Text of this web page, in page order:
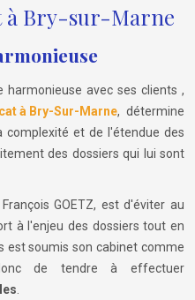
à Bry-sur-Marne
harmonieuse avec ses clients ,
à Bry-Sur-Marne, détermine
complexité et de l'étendue des
des dossiers qui lui sont
GOETZ, est d'éviter au
à l'enjeu des dossiers tout en
est soumis son cabinet comme
de tendre à effectuer